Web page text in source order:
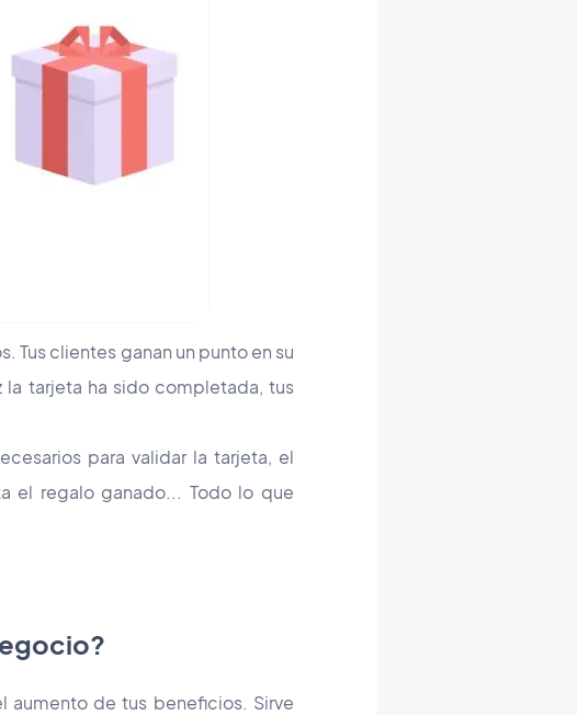
Tus clientes ganan un punto en su
la tarjeta ha sido completada, tus
para validar la tarjeta, el
el regalo ganado... Todo lo que
de tus beneficios. Sirve